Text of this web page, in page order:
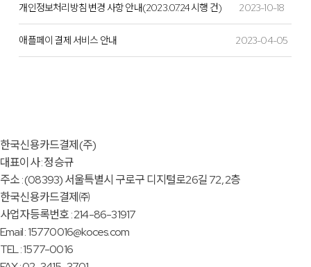
개인정보처리방침 변경 사항 안내(2023.07.24 시행 건) 2023-10-18
애플페이 결제 서비스 안내 2023-04-05
한국신용카드결제(주)
대표이사 : 정승규
주소 : (08393) 서울특별시 구로구 디지털로26길 72, 2층
한국신용카드결제㈜
사업자등록번호 : 214-86-31917
Email : 15770016@koces.com
TEL : 1577-0016